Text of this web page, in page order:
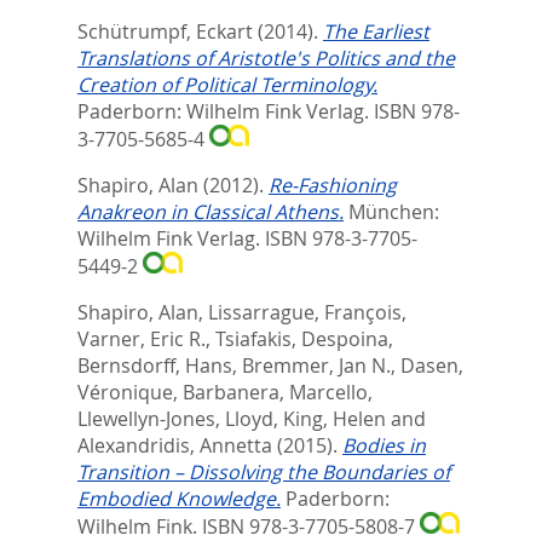
Schütrumpf, Eckart(2014). The Earliest
Translations of Aristotle's Politics and the
Creation of Political Terminology.
Paderborn: Wilhelm Fink Verlag. ISBN 978-
3-7705-5685-4
Shapiro, Alan (2012). Re-Fashioning
Anakreon in Classical Athens. München:
Wilhelm Fink Verlag. ISBN 978-3-7705-
5449-2
Shapiro, Alan, Lissarrague, François,
Varner, Eric R., Tsiafakis, Despoina,
Bernsdorff, Hans, Bremmer, Jan N., Dasen,
Véronique, Barbanera, Marcello,
Llewellyn-Jones, Lloyd, King, Helen and
Alexandridis, Annetta (2015). Bodies in
Transition – Dissolving the Boundaries of
Embodied Knowledge. Paderborn:
Wilhelm Fink. ISBN 978-3-7705-5808-7